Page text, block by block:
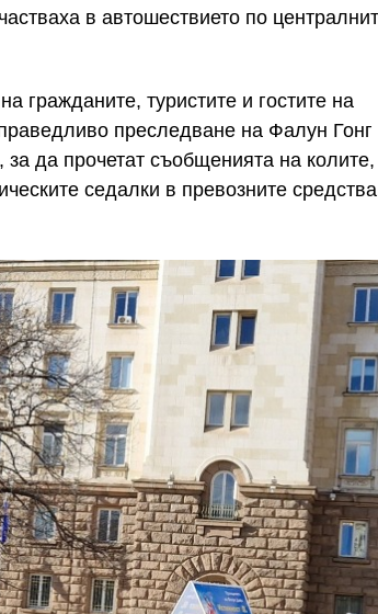
в автошествието по
гражданите, туристите и гостите на
преследване на Фалун Гонг
да прочетат съобщенията на
седалки в превозните